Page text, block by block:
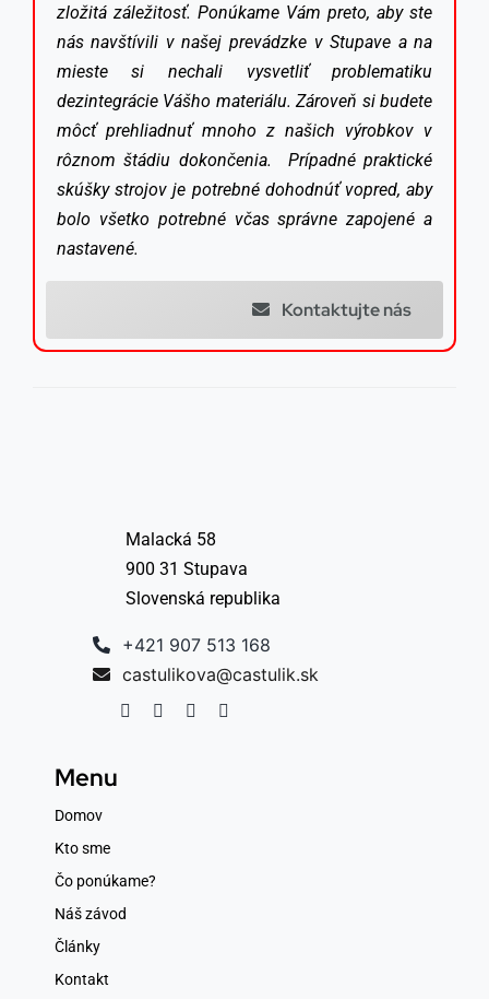
Malacká 58
900 31 Stupava
Slovenská republika
+421 907 513 168
castulikova@castulik.sk
Menu
Domov
Kto sme
Čo ponúkame?
Náš závod
Články
Kontakt
zložitá záležitosť. Ponúkame Vám preto, aby ste
nás navštívili v našej prevádzke v Stupave a na
mieste si nechali vysvetliť problematiku
dezintegrácie Vášho materiálu. Zároveň si budete
môcť prehliadnuť mnoho z našich výrobkov v
rôznom štádiu dokončenia. Prípadné praktické
skúšky strojov je potrebné dohodnúť vopred, aby
bolo všetko potrebné včas správne zapojené a
nastavené.
Kontaktujte nás